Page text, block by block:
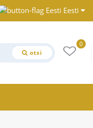
Eesti
otsi
0